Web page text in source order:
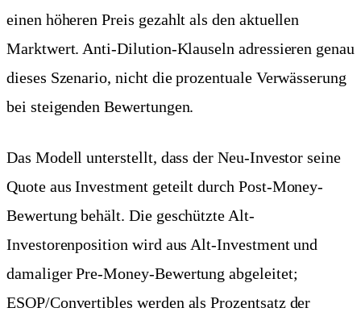
einen höheren Preis gezahlt als den aktuellen
Marktwert. Anti-Dilution-Klauseln adressieren genau
dieses Szenario, nicht die prozentuale Verwässerung
bei steigenden Bewertungen.
Das Modell unterstellt, dass der Neu-Investor seine
Quote aus Investment geteilt durch Post-Money-
Bewertung behält. Die geschützte Alt-
Investorenposition wird aus Alt-Investment und
damaliger Pre-Money-Bewertung abgeleitet;
ESOP/Convertibles werden als Prozentsatz der